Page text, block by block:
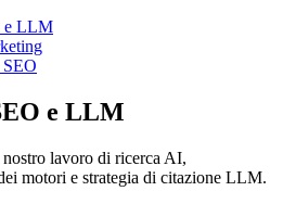
e LLM
e LLM
lavoro di ricerca AI,
motori e strategia di citazione LLM.